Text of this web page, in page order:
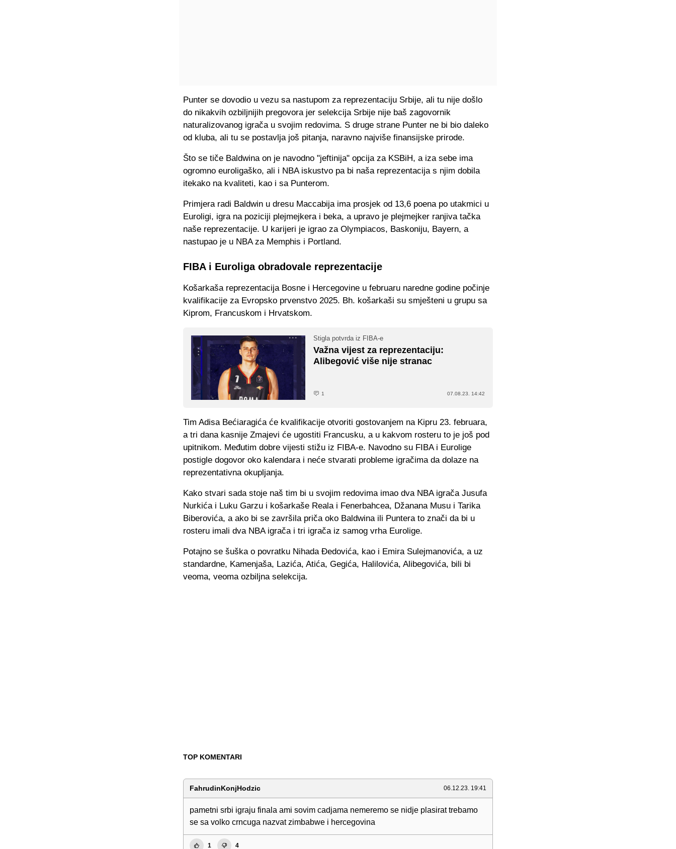
Punter se dovodio u vezu sa nastupom za reprezentaciju Srbije, ali tu nije došlo
do nikakvih ozbiljnijih pregovora jer selekcija Srbije nije baš zagovornik
naturalizovanog igrača u svojim redovima. S druge strane Punter ne bi bio daleko
od kluba, ali tu se postavlja još pitanja, naravno najviše finansijske prirode.
Što se tiče Baldwina on je navodno "jeftinija" opcija za KSBiH, a iza sebe ima
ogromno euroligaško, ali i NBA iskustvo pa bi naša reprezentacija s njim dobila
itekako na kvaliteti, kao i sa Punterom.
Primjera radi Baldwin u dresu Maccabija ima prosjek od 13,6 poena po utakmici u
Euroligi, igra na poziciji plejmejkera i beka, a upravo je plejmejker ranjiva tačka
naše reprezentacije. U karijeri je igrao za Olympiacos, Baskoniju, Bayern, a
nastupao je u NBA za Memphis i Portland.
FIBA i Euroliga obradovale reprezentacije
Košarkaša reprezentacija Bosne i Hercegovine u februaru naredne godine počinje
kvalifikacije za Evropsko prvenstvo 2025. Bh. košarkaši su smješteni u grupu sa
Kiprom, Francuskom i Hrvatskom.
Stigla potvrda iz FIBA-e
Važna vijest za reprezentaciju:
Alibegović više nije stranac
1 07.08.23. 14:42
Tim Adisa Bećiaragića će kvalifikacije otvoriti gostovanjem na Kipru 23. februara,
a tri dana kasnije Zmajevi će ugostiti Francusku, a u kakvom rosteru to je još pod
upitnikom. Međutim dobre vijesti stižu iz FIBA-e. Navodno su FIBA i Eurolige
postigle dogovor oko kalendara i neće stvarati probleme igračima da dolaze na
reprezentativna okupljanja.
Kako stvari sada stoje naš tim bi u svojim redovima imao dva NBA igrača Jusufa
Nurkića i Luku Garzu i košarkaše Reala i Fenerbahcea, Džanana Musu i Tarika
Biberovića, a ako bi se završila priča oko Baldwina ili Puntera to znači da bi u
rosteru imali dva NBA igrača i tri igrača iz samog vrha Eurolige.
Potajno se šuška o povratku Nihada Đedovića, kao i Emira Sulejmanovića, a uz
standardne, Kamenjaša, Lazića, Atića, Gegića, Halilovića, Alibegovića, bili bi
veoma, veoma ozbiljna selekcija.
TOP KOMENTARI
FahrudinKonjHodzic 06.12.23. 19:41
pametni srbi igraju finala ami sovim cadjama nemeremo se nidje plasirat trebamo
se sa volko crncuga nazvat zimbabwe i hercegovina
1 4